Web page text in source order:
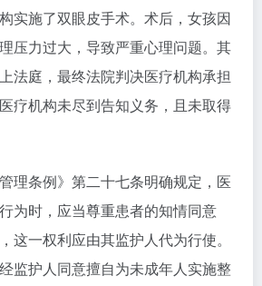
实施了双眼皮手术。术后，女孩因
压力过大，导致严重心理问题。其
法庭，最终法院判决医疗机构承担
疗机构未尽到告知义务，且未取得
理条例》第二十七条明确规定，医
为时，应当尊重患者的知情同意
这一权利应由其监护人代为行使。
监护人同意擅自为未成年人实施整